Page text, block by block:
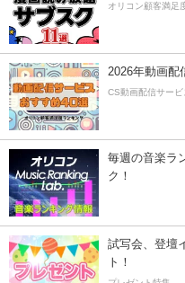
オリコン顧客満足
2026年動画配
CS動画配信サービ
毎週の音楽ラ
ク！
試写会、登壇
ト！